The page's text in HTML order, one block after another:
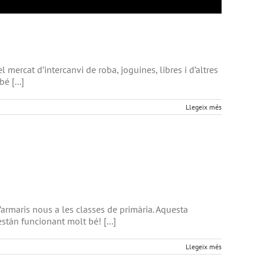
d’intercanvi de roba, joguines, libres i d’altres
[...]
Llegeix més
nous a les classes de primària. Aquesta
funcionant molt bé! [...]
Llegeix més